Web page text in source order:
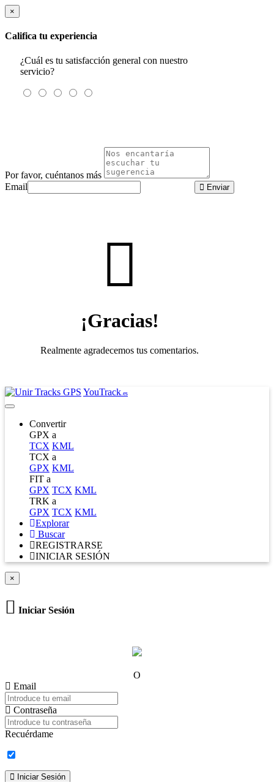
×
Califica tu experiencia
¿Cuál es tu satisfacción general con nuestro
servicio?
Por favor, cuéntanos más
Email
Enviar
¡Gracias!
Realmente agradecemos tus comentarios.
YouTrack.es
Convertir
GPX a
TCX KML
TCX a
GPX KML
FIT a
GPX TCX KML
TRK a
GPX TCX KML
Explorar
Buscar
REGISTRARSE
INICIAR SESIÓN
×
Iniciar Sesión
O
Email
Contraseña
Recuérdame
Iniciar Sesión